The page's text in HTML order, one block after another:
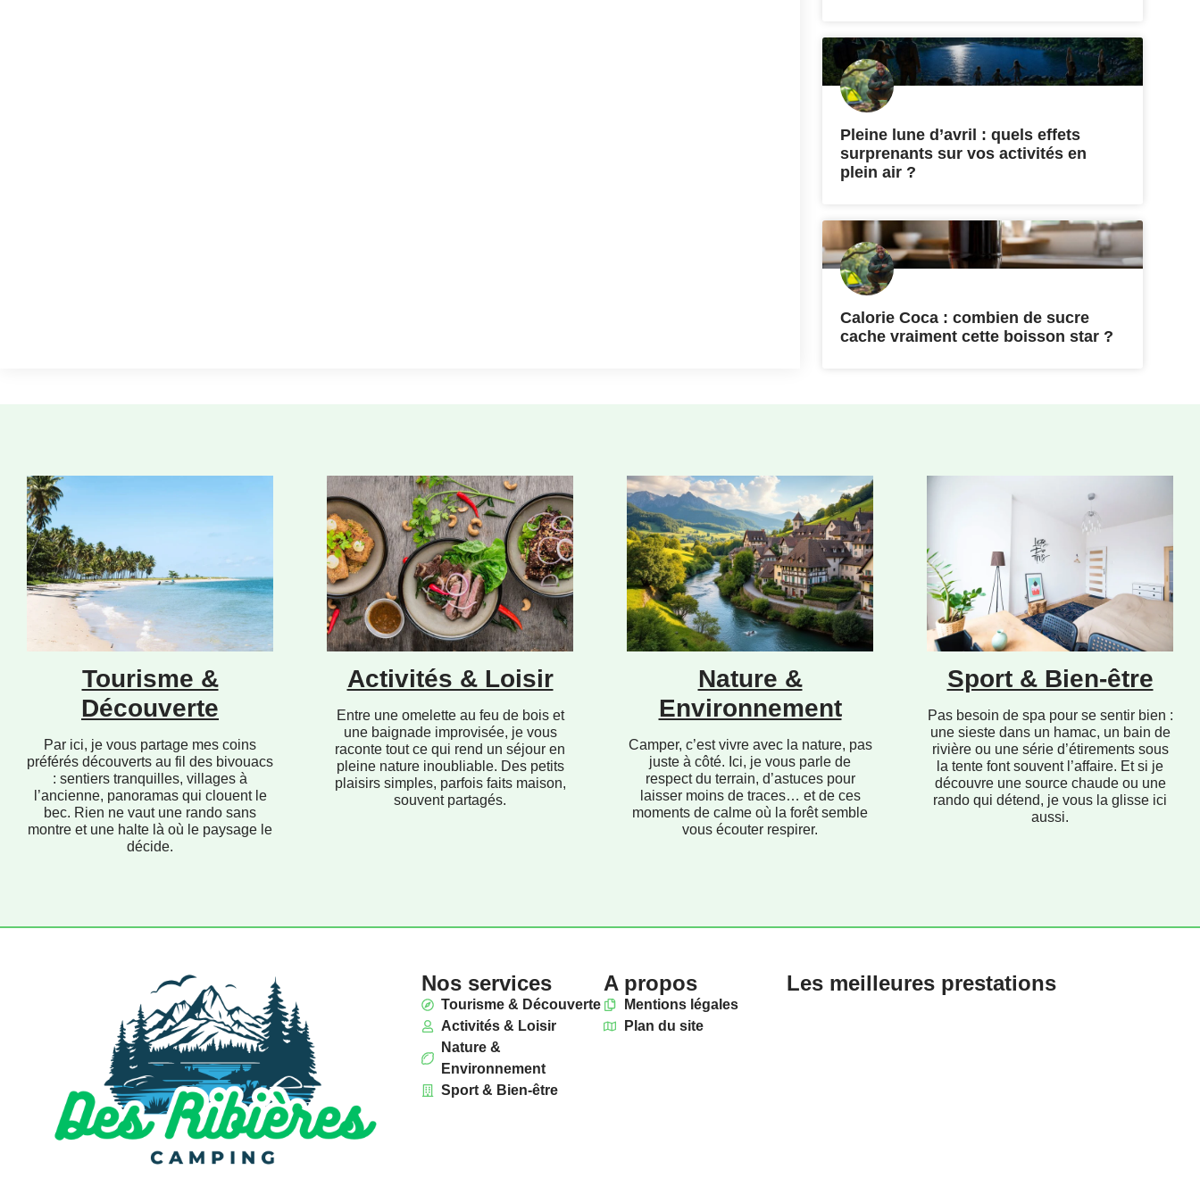
Pleine lune d’avril : quels effets
surprenants sur vos activités en
plein air ?
Calorie Coca : combien de sucre
cache vraiment cette boisson star ?
Tourisme &
Découverte
Par ici, je vous partage mes coins
préférés découverts au fil des bivouacs
: sentiers tranquilles, villages à
l’ancienne, panoramas qui clouent le
bec. Rien ne vaut une rando sans
montre et une halte là où le paysage le
décide.
Activités & Loisir
Entre une omelette au feu de bois et
une baignade improvisée, je vous
raconte tout ce qui rend un séjour en
pleine nature inoubliable. Des petits
plaisirs simples, parfois faits maison,
souvent partagés.
Nature &
Environnement
Camper, c’est vivre avec la nature, pas
juste à côté. Ici, je vous parle de
respect du terrain, d’astuces pour
laisser moins de traces… et de ces
moments de calme où la forêt semble
vous écouter respirer.
Sport & Bien-être
Pas besoin de spa pour se sentir bien :
une sieste dans un hamac, un bain de
rivière ou une série d’étirements sous
la tente font souvent l’affaire. Et si je
découvre une source chaude ou une
rando qui détend, je vous la glisse ici
aussi.
Nos services
Tourisme & Découverte
Activités & Loisir
Nature &
Environnement
Sport & Bien-être
A propos
Mentions légales
Plan du site
Les meilleures prestations